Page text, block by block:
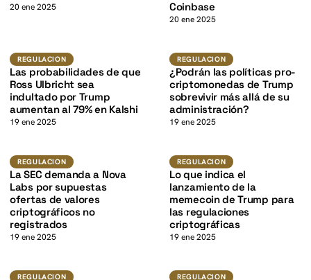
20 ene 2025
Coinbase
20 ene 2025
Regulacion
REGULACION
Las probabilidades de que
Ross Ulbricht sea
indultado por Trump
aumentan al 79% en Kalshi
19 ene 2025
Regulacion
REGULACION
¿Podrán las políticas pro-
criptomonedas de Trump
sobrevivir más allá de su
administración?
19 ene 2025
Regulacion
K
REGULACION
La SEC demanda a Nova
Labs por supuestas
ofertas de valores
criptográficos no
registrados
19 ene 2025
Regulacion
REGULACION
Lo que indica el
lanzamiento de la
memecoin de Trump para
las regulaciones
criptográficas
19 ene 2025
Regulacion
REGULACION Regulacion
REGULACION